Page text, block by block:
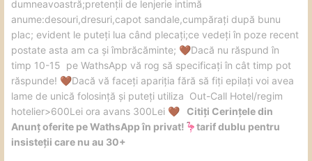
dumneavoastră;pretenții de lenjerie intimă
anume:desouri,dresuri,capot sandale,cumpărați după bunu
plac; evident le puteți lua când plecați;ce vedeți în poze recent
postate asta am ca și îmbrăcăminte; 🤎Dacă nu răspund în
timp 10-15 pe WathsApp vă rog să specificați în cât timp pot
răspunde! 🤎Dacă vă faceți apariția fără să fiți epilați voi avea
lame de unică folosință și puteți utiliza Out-Call Hotel/regim
hotelier>600Lei ora avans 300Lei 🤎
Citiți Cerințele din
Anunț oferite pe WathsApp în privat! 🦩tarif dublu pentru
insisteții care nu au 30+